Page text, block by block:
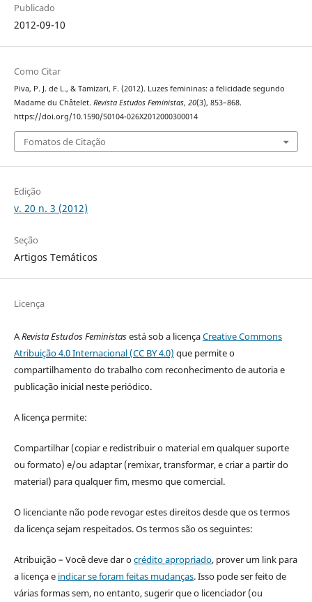
Publicado
2012-09-10
Como Citar
Piva, P. J. de L., & Tamizari, F. (2012). Luzes femininas: a felicidade segundo
Madame du Châtelet. Revista Estudos Feministas, 20(3), 853–868.
https://doi.org/10.1590/S0104-026X2012000300014
Fomatos de Citação
Edição
v. 20 n. 3 (2012)
Seção
Artigos Temáticos
Licença
ARevista Estudos Feministasestá sob a licençaCreative Commons
Atribuição 4.0 Internacional (CC BY 4.0) que permite o
compartilhamento do trabalho com reconhecimento de autoria e
publicação inicial neste periódico.
A licença permite:
Compartilhar (copiar e redistribuir o material em qualquer suporte
ou formato) e/ou adaptar (remixar, transformar, e criar a partir do
material) para qualquer fim, mesmo que comercial.
O licenciante não pode revogar estes direitos desde que os termos
da licença sejam respeitados. Os termos são os seguintes:
Atribuição – Você deve dar ocrédito apropriado, prover um link para
a licença e indicar se foram feitas mudanças. Isso pode ser feito de
várias formas sem, no entanto, sugerir que o licenciador (ou